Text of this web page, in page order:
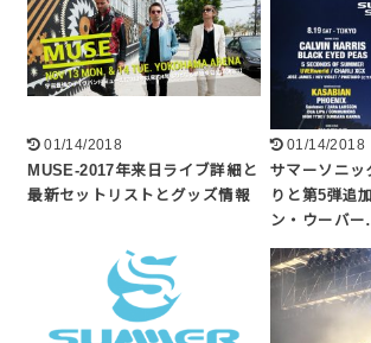
01/14/2018
MUSE-2017年来日ライブ詳細と
最新セットリストとグッズ情報
01/14/2018
サマーソニッ
りと第5弾追
ン・ウーバ